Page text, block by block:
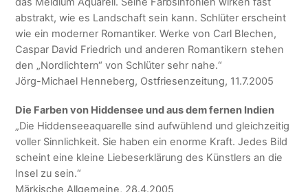
abstrakt, wie es Landschaft sein kann. Schlüter erscheint
wie ein moderner Romantiker. Werke von Carl Blechen,
Caspar David Friedrich und anderen Romantikern stehen
den „Nordlichtern“ von Schlüter sehr nahe.“
Jörg-Michael Henneberg, Ostfriesenzeitung, 11.7.2005
Die Farben von Hiddensee und aus dem fernen Indien
„Die Hiddenseeaquarelle sind aufwühlend und gleichzeitig
voller Sinnlichkeit. Sie haben ein enorme Kraft. Jedes Bild
scheint eine kleine Liebeserklärung des Künstlers an die
Insel zu sein.“
Märkische Allgemeine, 28.4.2005